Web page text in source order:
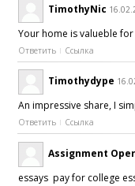
TimothyNic
Your home is valueble
Ответить Ссылка
Timothydype
An impressive share, I
Ответить Ссылка
Assignment
essays pay for college